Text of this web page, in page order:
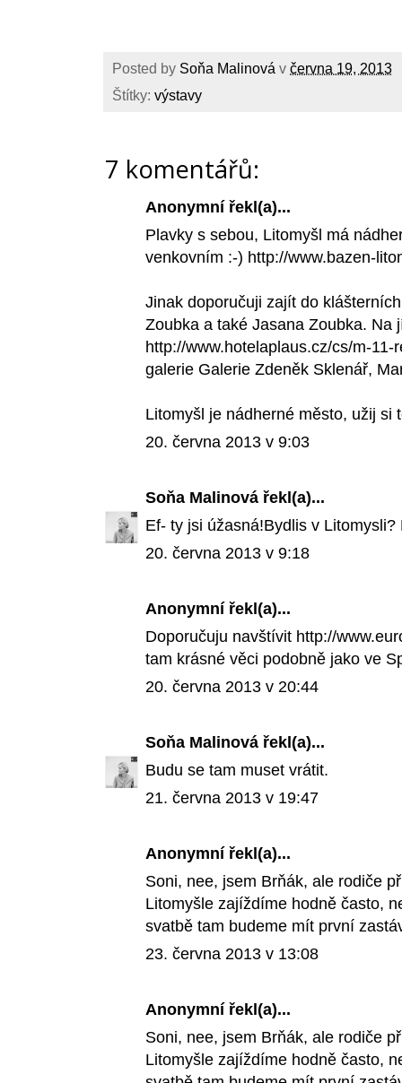
Posted by Soňa Malinová v června 19, 2013
Štítky: výstavy
7 komentářů:
Anonymní řekl(a)...
Plavky s sebou, Litomyšl má
venkovním :-) http://www.bazen-
Jinak doporučuji zajít do
Zoubka a také Jasana Zoubka. Na
http://www.hotelaplaus.cz/cs/m-
galerie Galerie Zdeněk Sklenář,
Litomyšl je nádherné město, užij si
20. června 2013 v 9:03
Soňa Malinová řekl(a)...
Ef- ty jsi úžasná!Bydlis v Litomysli?
20. června 2013 v 9:18
Anonymní řekl(a)...
Doporučuju navštívit http://
tam krásné věci podobně jako ve
20. června 2013 v 20:44
Soňa Malinová řekl(a)...
Budu se tam muset vrátit.
21. června 2013 v 19:47
Anonymní řekl(a)...
Soni, nee, jsem Brňák, ale rodiče
Litomyšle zajíždíme hodně často,
svatbě tam budeme mít první
23. června 2013 v 13:08
Anonymní řekl(a)...
Soni, nee, jsem Brňák, ale rodiče
Litomyšle zajíždíme hodně často,